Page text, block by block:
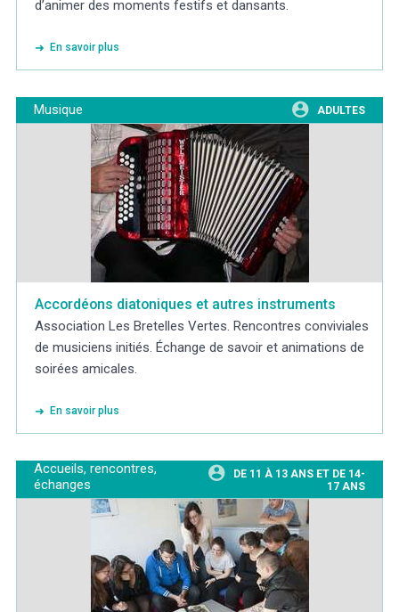
d’animer des moments festifs et dansants.
En savoir plus
Musique ADULTES
Accordéons diatoniques et autres instruments
Association Les Bretelles Vertes. Rencontres conviviales
de musiciens initiés. Échange de savoir et animations de
soirées amicales.
En savoir plus
Accueils, rencontres,
échanges
DE 11 À 13 ANS ET DE 14-
17 ANS